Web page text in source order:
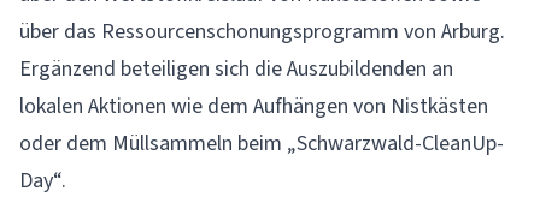
über das Ressourcenschonungsprogramm von Arburg.
Ergänzend beteiligen sich die Auszubildenden an
lokalen Aktionen wie dem Aufhängen von Nistkästen
oder dem Müllsammeln beim „Schwarzwald-CleanUp-
Day“.